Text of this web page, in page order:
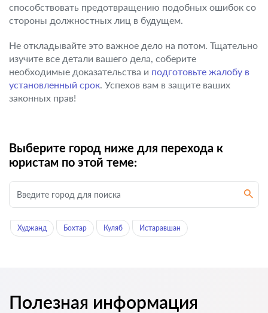
способствовать предотвращению подобных ошибок со
стороны должностных лиц в будущем.
Не откладывайте это важное дело на потом. Тщательно
изучите все детали вашего дела, соберите
необходимые доказательства и подготовьте жалобу в
установленный срок. Успехов вам в защите ваших
законных прав!
Выберите город ниже для перехода к
юристам по этой теме:
Худжанд Бохтар Куляб Истаравшан
Полезная информация